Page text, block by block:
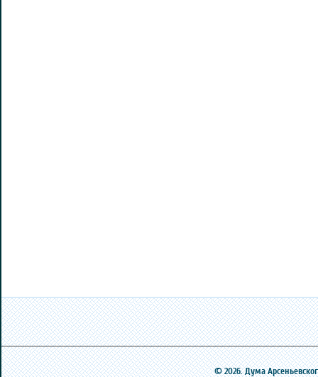
© 2026. Дума